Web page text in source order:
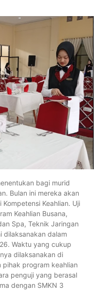
bagi murid
Bulan ini mereka akan
Keahlian. Uji
Keahlian Busana,
Spa, Teknik Jaringan
dilaksanakan dalam
Waktu yang cukup
dilaksanakan di
program keahlian
penguji yang berasal
dengan SMKN 3